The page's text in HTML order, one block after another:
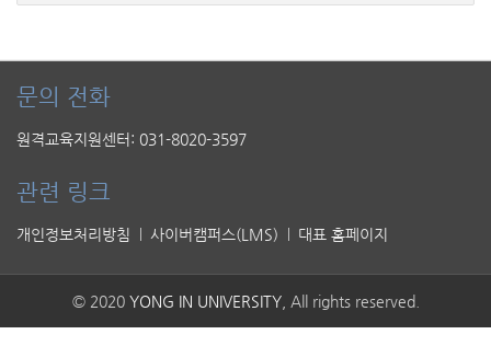
문의 전화
원격교육지원센터: 031-8020-3597
관련 링크
개인정보처리방침 사이버캠퍼스(LMS) 대표 홈페이지
© 2020 YONG IN UNIVERSITY, All rights reserved.